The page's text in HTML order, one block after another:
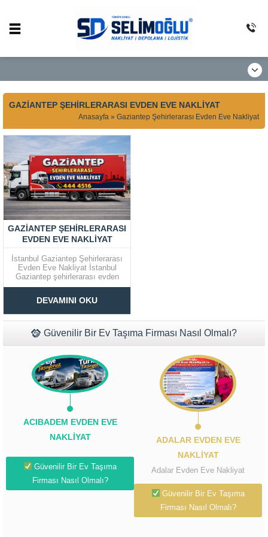
GAZIANTEP ŞEHIRLERARASI EVDEN EVE NAKLIYAT
Anasayfa » Gaziantep Şehirlerarası Evden Eve Nakliyat
GAZIANTEP ŞEHIRLERARASI
EVDEN EVE NAKLIYAT
İstanbul Gaziantep Şehirlerarası
Evden Eve Nakliyat İstanbul
Gaziantep şehirlerarası evden
eve nakliyat firması seçimlerinde
firma aynı kalitede olmadığından
dolayı buna göre seçim yapmak
gerekir. İstanbul Gaziantep
şehirlerarası evden eve nakliyat
firmaları arasından seçim
yaparken öncelikle...
DEVAMINI OKU
Güvenilir Bir Ev Taşıma Firması Nasıl Olmalı?
ACIBADEM EVDEN EVE
NAKLIYAT
Güvenilir Bir Ev Taşıma
Firması Nasıl Olmalı?
ADALAR EVDEN EVE
NAKLIYAT
Adalar Evden Eve Nakliyat
Güvenilir Bir Ev Taşıma
Firması Nasıl Olmalı?